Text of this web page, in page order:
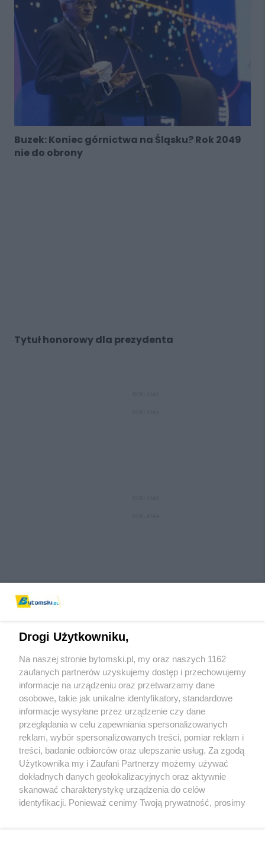
Buzek: Koniec górnictwa na Śląsku? Rok 2049
nie do obrony
Tytuł honorowy dla prezydenta
Wydawca mediów lokalnych
Nie zapomnij
zapoznać się z:
polityką prywatności regulamin korzystania z portali
Twojemiasto
Piekary Śląskie
Chorzów
Tarnowskie Góry
Skontaktuj sięz nami
Kontakt
Wydawca
Pogoda
Drogi Użytkowniku,
Na naszej stronie bytomski.pl, my oraz naszych 1162
zaufanych partnerów uzyskujemy dostęp i przechowujemy
informacje na urządzeniu oraz przetwarzamy dane
osobowe, takie jak unikalne identyfikatory, standardowe
informacje wysyłane przez urządzenie czy dane
przeglądania w celu zapewniania spersonalizowanych
reklam, wybór spersonalizowanych treści, pomiar reklam i
treści, badanie odbiorców oraz ulepszanie usług. Za zgodą
Użytkownika my i Zaufani Partnerzy możemy używać
dokładnych danych geolokalizacyjnych oraz aktywnie
skanować charakterystykę urządzenia do celów
identyfikacji. Ponieważ cenimy Twoją prywatność, prosimy